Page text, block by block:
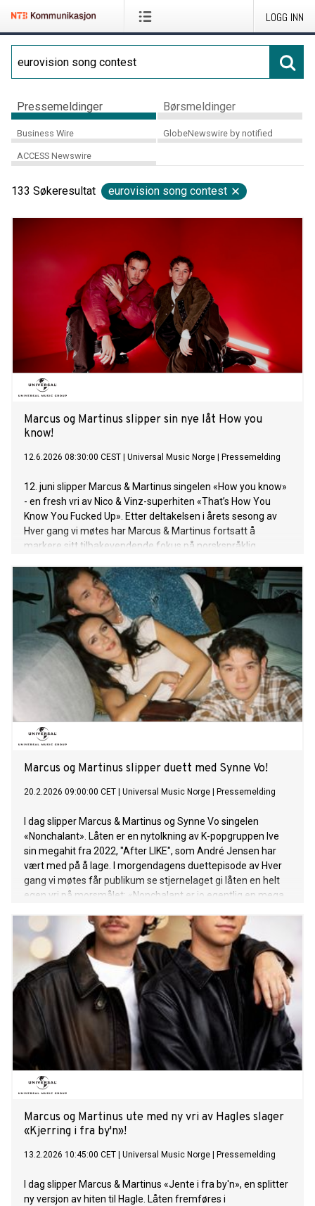
LOGG INN
Pressemeldinger Børsmeldinger
Business Wire GlobeNewswire by notified
ACCESS Newswire
133 Søkeresultat eurovision song contest
Marcus og Martinus slipper sin nye låt How you
know!
12.6.2026 08:30:00 CEST Universal Music Norge Pressemelding
12. juni slipper Marcus & Martinus singelen «How you know»
- en fresh vri av Nico & Vinz-superhiten «That’s How You
Know You Fucked Up». Etter deltakelsen i årets sesong av
Hver gang vi møtes har Marcus & Martinus fortsatt å
markere sitt tilbakevendende fokus på norskspråklig
Unity Arena på Fornebu og Avicii Arena i Stockholm, der
«How you know» ble debutert live for et ellevilt publikum. Hør
låten HER! På låten synger Marcus & Martinus: Se hva vi har
blitt til nå Leve livet vi drømte om Reise rundt og spille store
shows Høre skrikene fra første rad Men savne ropet
hjemmefra Vi var gutta da vi reiste vækk Vi kom hjæm igjen
som voksne menn Når verden rope stjerna men her er det
stopp That’s how you know you fucked up Etter stor
etterspørsel fra fansen slippes låten nå endelig på alle
strømmetjenester - og den lover stor hitfaktor! I morgen,
lørdag 13. juni opptrer Marcus & Martinus på VG-lista i Oslo.
Mer om Marcus & Martinus: M
Marcus og Martinus slipper duett med Synne Vo!
20.2.2026 09:00:00 CET Universal Music Norge Pressemelding
I dag slipper Marcus & Martinus og Synne Vo singelen
«Nonchalant». Låten er en nytolkning av K-popgruppen Ive
sin megahit fra 2022, "After LIKE", som André Jensen har
vært med på å lage. I morgendagens duettepisode av Hver
gang vi møtes får publikum se stjernelaget gi låten en helt
egen vri på morsmålet: «Nonchalant er jo egentlig en mega
produsert! Vi tenkte med en gang at Norge selvfølgelig også
må få høre den bangeren, men kanskje på norsk i stedet!
Denne synes vi passer perfekt til både oss og Synne!» sier
Marcus & Martinus. Hør låten HER! "Nonchalant" er ute nå på
alle strømmetjenester. Mer om Hver gang vi møtes: Med
årets sesong av HGVM markerer Marcus & Martinus sitt
tilbakevendende fokus på norskspråklige låter. 8. mai 2026
inntar de scenen på Unity Arena i Oslo med “The Room” - en
unik one night only konsertopplevelse som er en inngang i
guttas eget univers og starten på en helt ny æra. Kjøp
billetter HER. Espen Lind, Ma
Marcus og Martinus ute med ny vri av Hagles slager
«Kjerring i fra by'n»!
13.2.2026 10:45:00 CET Universal Music Norge Pressemelding
I dag slipper Marcus & Martinus «Jente i fra by'n», en splitter
ny versjon av hiten til Hagle. Låten fremføres i